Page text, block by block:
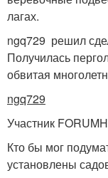
лагах.
ngq729 решил
Получилась
обвитая
ngq729
Участник
Кто бы мог
установлены